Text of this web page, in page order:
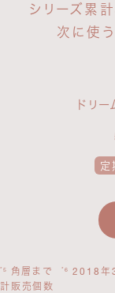
シリーズ累
次に使
ドリ
定
*5 角層まで *6
2018年
計販売個数